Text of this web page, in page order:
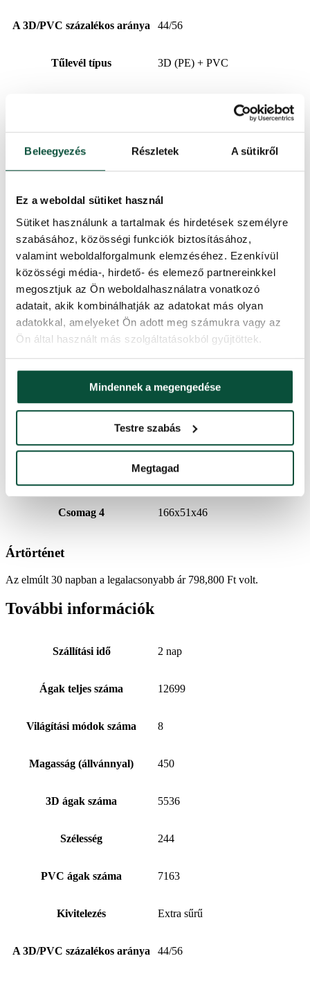
Beleegyezés Részletek A sütikről
Ez a weboldal sütiket használ
Sütiket használunk a tartalmak és hirdetések személyre
szabásához, közösségi funkciók biztosításához,
valamint weboldalforgalmunk elemzéséhez. Ezenkívül
közösségi média-, hirdető- és elemező partnereinkkel
megosztjuk az Ön weboldalhasználatra vonatkozó
adatait, akik kombinálhatják az adatokat más olyan
adatokkal, amelyeket Ön adott meg számukra vagy az
Ön által használt más szolgáltatásokból gyűjtöttek.
Mindennek a megengedése
Testre szabás
Megtagad
A 3D/PVC százalékos aránya 44/56
Tűlevél típus 3D (PE) + PVC
Súly (netto) 88,9
Súly (brutto) 109
Állvány (a csomag tartalmazza) Fém
Csomag 1 138x41x38
LED izzók mennyisége 1750
Meleg fehér
183x48x41
Csomag 4 166x51x46
Ártörténet
Az elmúlt 30 napban a legalacsonyabb ár 798,800 Ft volt.
További információk
Szállítási idő 2 nap
Ágak teljes száma 12699
Világítási módok száma 8
Magasság (állvánnyal) 450
3D ágak száma 5536
Szélesség 244
PVC ágak száma 7163
Kivitelezés Extra sűrű
A 3D/PVC százalékos aránya 44/56